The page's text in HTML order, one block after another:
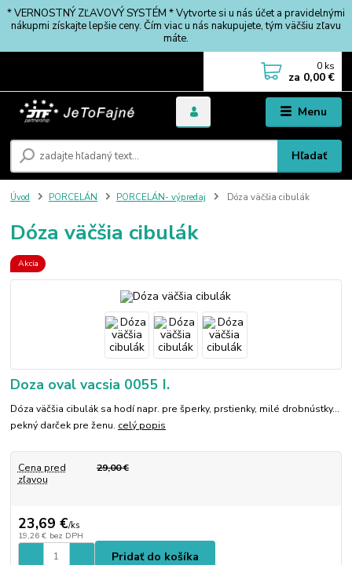
* VERNOSTNÝ ZĽAVOVÝ SYSTÉM * Vytvorte si u nás účet a pravidelnými
nákupmi získajte lepšie ceny. Čím viac u nás nakupujete, tým väčšiu zľavu
máte.
Menu
Hľadať
0 ks
za 0,00 €
Úvod PORCELÁN PORCELÁN- výpredaj Dóza väčšia cibulák
Dóza väčšia cibulák
Akcia
Doza oval vacsia 0055 I.
Dóza väčšia cibulák sa hodí napr. pre šperky, prstienky, milé drobnústky...
pekný darček pre ženu. celý popis
Cena pred
zľavou
29,00 €
23,69 €/ks
19,26 € bez DPH
Pridať do košíka